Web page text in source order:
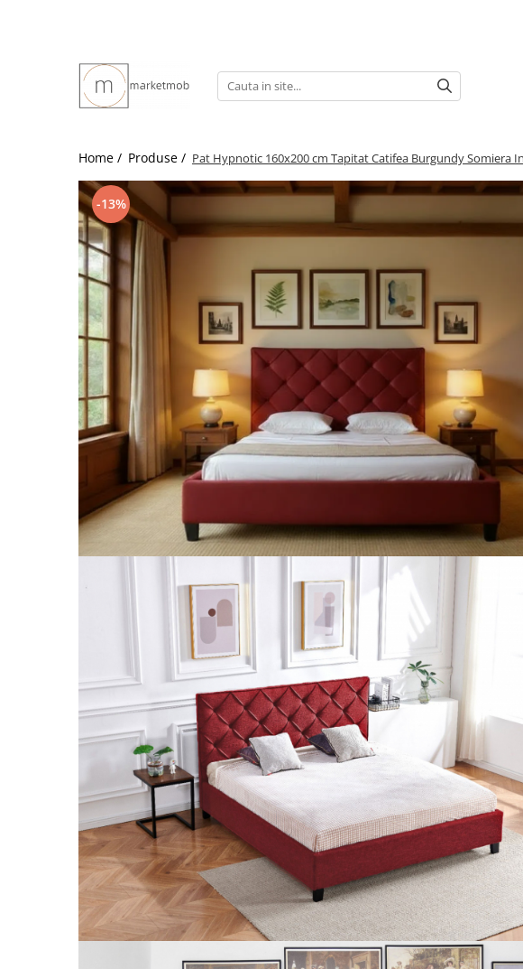
Home / Produse / Pat Hypnotic 160x200 cm Tapitat Catifea Burgundy Somiera
-13%